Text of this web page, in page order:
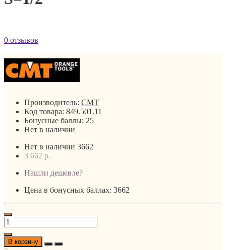
0 отзывов
Производитель: CMT
Код товара: 849.501.11
Бонусные баллы: 25
Нет в наличии
Нет в наличии 3662
3 662 р.
Нашли дешевле?
Цена в бонусных баллах: 3662
В корзину